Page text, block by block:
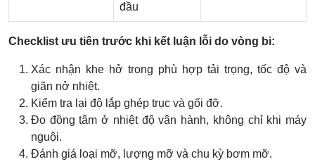
đầu
Checklist ưu tiên trước khi kết luận lỗi do vòng bi:
Xác nhận khe hở trong phù hợp tải trọng, tốc độ và
giãn nở nhiệt.
Kiểm tra lại độ lắp ghép trục và gối đỡ.
Đo đồng tâm ở nhiệt độ vận hành, không chỉ khi máy
nguội.
Đánh giá loại mỡ, lượng mỡ và chu kỳ bơm mỡ.